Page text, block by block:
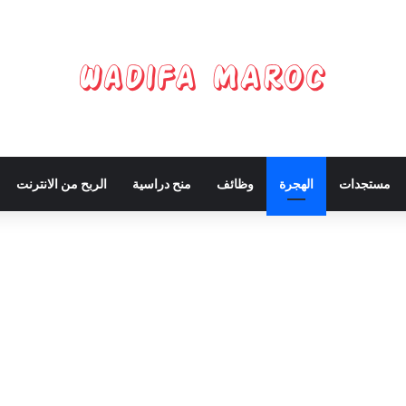
مستجدات الهجرة وظائف منح دراسية الربح من الانترنت